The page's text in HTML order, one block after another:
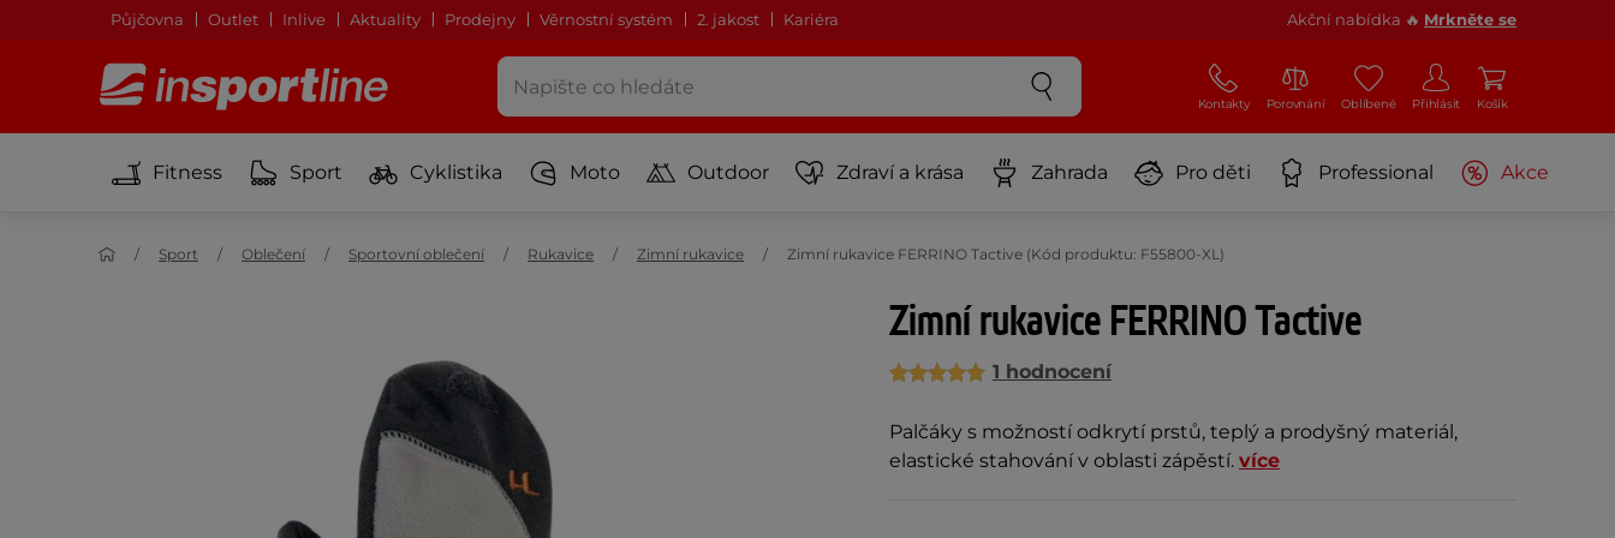
Půjčovna Outlet Inlive Aktuality Prodejny Věrnostní systém 2. jakost Kariéra Akční nabídka 🔥 Mrkněte se
Kontakty Porovnání Oblíbené Přihlásit Košík
Fitness Sport Cyklistika Moto Outdoor Zdraví a krása Zahrada Pro děti Professional Akce
Sport Oblečení Sportovní oblečení Rukavice Zimní rukavice Zimní rukavice FERRINO Tactive (Kód produktu: F55800-XL)
Zimní rukavice FERRINO Tactive
1 hodnocení
Palčáky s možností odkrytí prstů, teplý a prodyšný materiál,
elastické stahování v oblasti zápěstí. více